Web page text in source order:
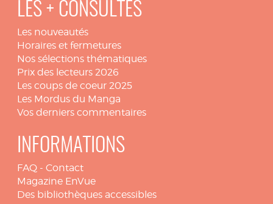
LES + CONSULTÉS
Les nouveautés
Horaires et fermetures
Nos sélections thématiques
Prix des lecteurs 2026
Les coups de coeur 2025
Les Mordus du Manga
Vos derniers commentaires
INFORMATIONS
FAQ - Contact
Magazine EnVue
Des bibliothèques accessibles